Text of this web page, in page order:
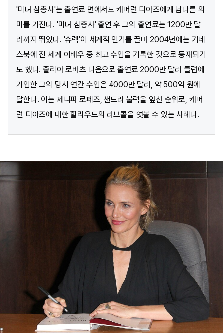
'미녀 삼총사'는 출연료 면에서도 캐머런 디아즈에게 남다른 의
미를 가진다. '미녀 삼총사' 출연 후 그의 출연료는 1200만 달
러까지 뛰었다. '슈렉'이 세계적 인기를 끌며 2004년에는 기네
스북에 전 세계 여배우 중 최고 수입을 기록한 것으로 등재되기
도 했다. 줄리아 로버츠 다음으로 출연료 2000만 달러 클럽에
가입한 그의 당시 연간 수입은 4000만 달러, 약 500억 원에
달한다. 이는 제니퍼 로페즈, 샌드라 불럭을 앞선 순위로, 캐머
런 디아즈에 대한 할리우드의 러브콜을 엿볼 수 있는 사례다.